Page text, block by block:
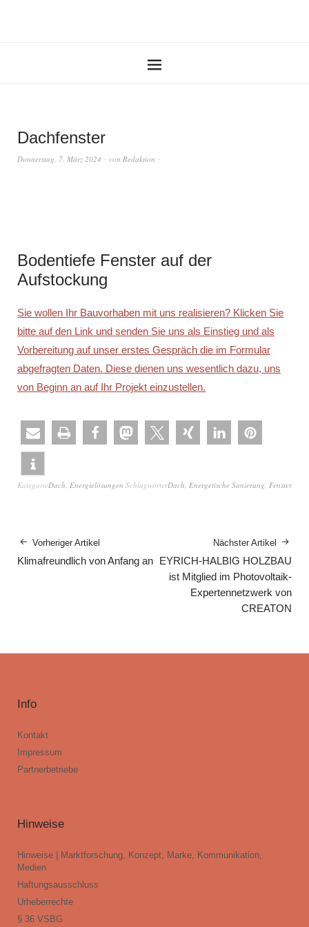
Dachfenster
Donnerstag, 7. März 2024 von Redaktion
Bodentiefe Fenster auf der
Aufstockung
Sie wollen Ihr Bauvorhaben mit uns realisieren? Klicken Sie
bitte auf den Link und senden Sie uns als Einstieg und als
Vorbereitung auf unser erstes Gespräch die im Formular
abgefragten Daten. Diese dienen uns wesentlich dazu, uns
von Beginn an auf Ihr Projekt einzustellen.
KategorieDach, Energielösungen SchlagwörterDach, Energetische Sanierung, Fenster
Vorheriger Artikel
Klimafreundlich von Anfang an
Nächster Artikel
EYRICH-HALBIG HOLZBAU
ist Mitglied im Photovoltaik-
Expertennetzwerk von
CREATON
Info
Kontakt
Impressum
Partnerbetriebe
Hinweise
Hinweise | Marktforschung, Konzept, Marke, Kommunikation,
Medien
Haftungsausschluss
Urheberrechte
§ 36 VSBG